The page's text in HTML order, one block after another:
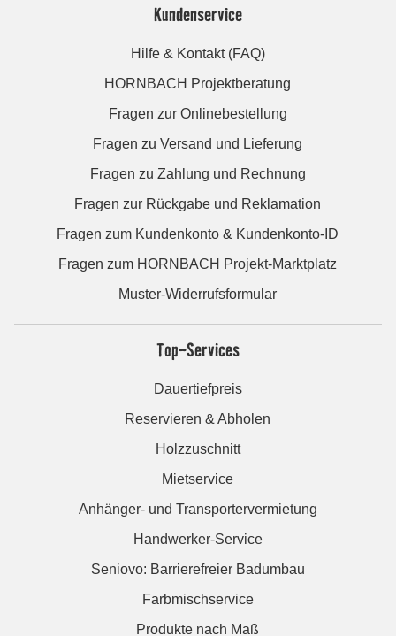
Kundenservice
Hilfe & Kontakt (FAQ)
HORNBACH Projektberatung
Fragen zur Onlinebestellung
Fragen zu Versand und Lieferung
Fragen zu Zahlung und Rechnung
Fragen zur Rückgabe und Reklamation
Fragen zum Kundenkonto & Kundenkonto-ID
Fragen zum HORNBACH Projekt-Marktplatz
Muster-Widerrufsformular
Top-Services
Dauertiefpreis
Reservieren & Abholen
Holzzuschnitt
Mietservice
Anhänger- und Transportervermietung
Handwerker-Service
Seniovo: Barrierefreier Badumbau
Farbmischservice
Produkte nach Maß